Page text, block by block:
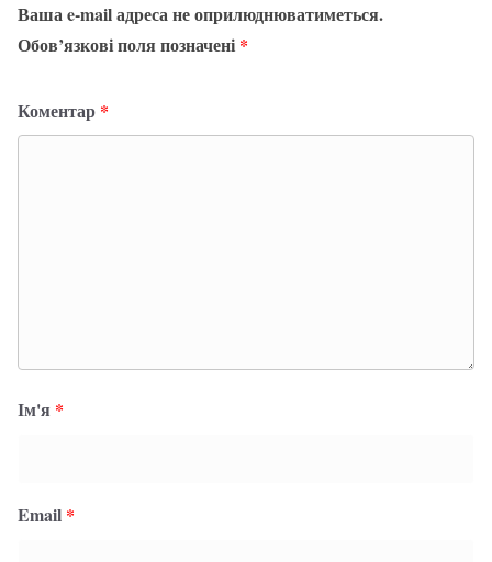
Ваша e-mail адреса не оприлюднюватиметься.
Обов’язкові поля позначені *
Коментар *
Ім'я *
Email *